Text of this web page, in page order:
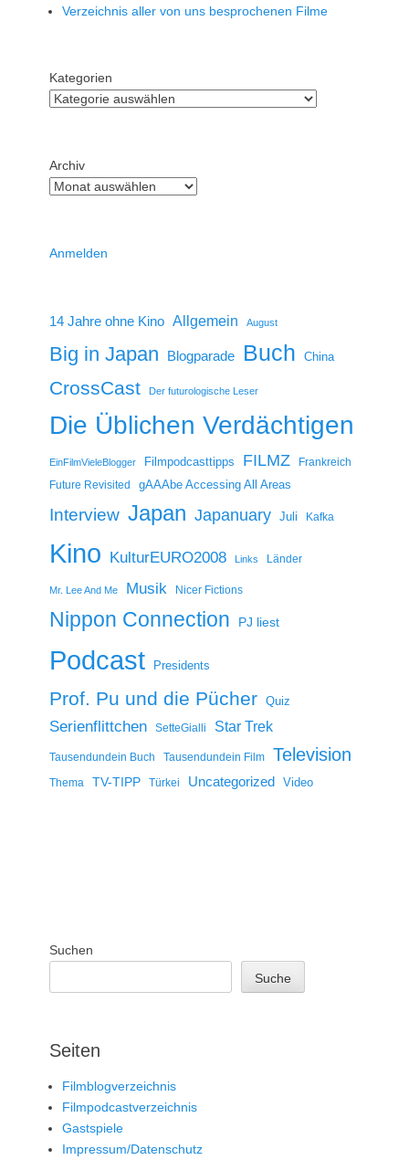
Verzeichnis aller von uns besprochenen Filme
Kategorien
Archiv
Anmelden
14 Jahre ohne Kino Allgemein August
Big in Japan Blogparade Buch China
CrossCast Der futurologische Leser
Die Üblichen Verdächtigen
EinFilmVieleBlogger Filmpodcasttipps FILMZ
Frankreich
Future Revisited
gAAAbe Accessing All Areas
Interview Japan Japanuary Juli Kafka
Kino KulturEURO2008 Links Länder
Mr. Lee And Me Musik Nicer Fictions
Nippon Connection PJ liest
Podcast Presidents
Prof. Pu und die Pücher Quiz
Serienflittchen SetteGialli Star Trek
Tausendundein Buch Tausendundein Film Television
Thema TV-TIPP Türkei Uncategorized Video
Suchen
Suche
Seiten
Filmblogverzeichnis
Filmpodcastverzeichnis
Gastspiele
Impressum/Datenschutz